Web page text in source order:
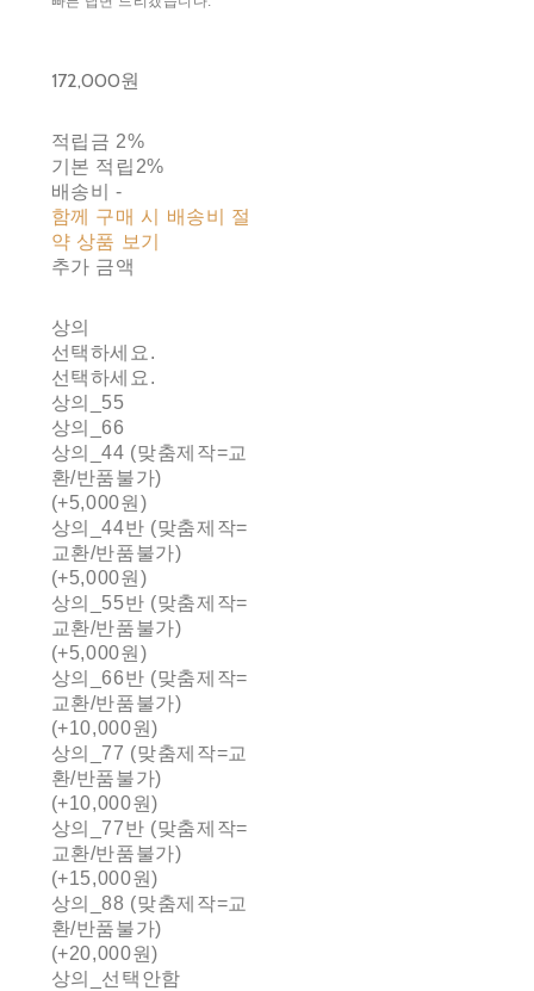
172,000원
적립금 2%
기본 적립 2%
배송비-
함께 구매 시 배송비 절
약 상품 보기
추가 금액
상의
선택하세요.
선택하세요.
상의_55
상의_66
상의_44 (맞춤제작=교
환/반품불가)
(+5,000원)
상의_44반 (맞춤제작=
교환/반품불가)
(+5,000원)
상의_55반 (맞춤제작=
교환/반품불가)
(+5,000원)
상의_66반 (맞춤제작=
교환/반품불가)
(+10,000원)
상의_77 (맞춤제작=교
환/반품불가)
(+10,000원)
상의_77반 (맞춤제작=
교환/반품불가)
(+15,000원)
상의_88 (맞춤제작=교
환/반품불가)
(+20,000원)
상의_선택안함